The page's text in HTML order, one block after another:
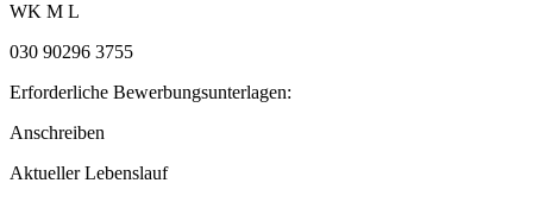
WK M L
030 90296 3755
Erforderliche Bewerbungsunterlagen:
Anschreiben
Aktueller Lebenslauf